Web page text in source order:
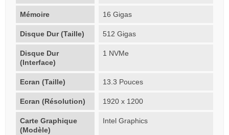
Mémoire 16 Gigas
Disque Dur (Taille) 512 Gigas
Disque Dur
(Interface)
1 NVMe
Ecran (Taille) 13.3 Pouces
Ecran (Résolution) 1920 x 1200
Carte Graphique
(Modèle)
Intel Graphics